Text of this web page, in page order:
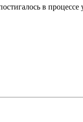
в процессе